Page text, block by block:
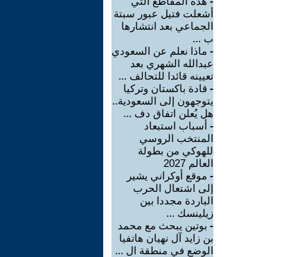
أشعلت فتيل عبور سبتة
الجماعي بعد انتشارها
ب ...
- ماذا نعلم عن السعودي
عبدالله الشهري بعد
تعيينه قائدا للتحالف ...
- قادة باكستان وتركيا
يتوجهون إلى السعودية..
هل يُعلن اتفاق دف ...
- أسباب استبعاد
المنتخب الروسي
للهوكي من بطولة
العالم 2027
- موقع أوكراني يشير
إلى اشتعال الحرب
الباردة مجددا بين
زيلينسك ...
- بوتين يبحث مع محمد
بن زايد آل نهيان هاتفيا
الوضع في منطقة ال ...